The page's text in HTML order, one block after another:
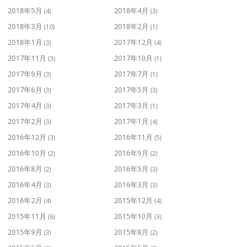
2018年5月 (4) 2018年4月 (3)
2018年3月 (10) 2018年2月 (1)
2018年1月 (3) 2017年12月 (4)
2017年11月 (3) 2017年10月 (1)
2017年9月 (3) 2017年7月 (1)
2017年6月 (3) 2017年5月 (3)
2017年4月 (3) 2017年3月 (1)
2017年2月 (3) 2017年1月 (4)
2016年12月 (3) 2016年11月 (5)
2016年10月 (2) 2016年9月 (2)
2016年8月 (2) 2016年5月 (3)
2016年4月 (3) 2016年3月 (3)
2016年2月 (4) 2015年12月 (4)
2015年11月 (6) 2015年10月 (3)
2015年9月 (3) 2015年8月 (2)